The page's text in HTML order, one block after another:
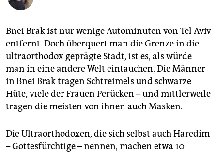
fragen & hilfe
unterstützen
abo
genossenschaft
epaper login
Bnei Brak ist nur wenige Autominuten von Tel Aviv
entfernt. Doch überquert man die Grenze in die
ultraorthodox geprägte Stadt, ist es, als würde
man in eine andere Welt eintauchen. Die Männer
in Bnei Brak tragen Schtreimels und schwarze
Hüte, viele der Frauen Perücken – und mittlerweile
tragen die meisten von ihnen auch Masken.
Die Ultraorthodoxen, die sich selbst auch Haredim
– Gottesfürchtige – nennen, machen etwa 10